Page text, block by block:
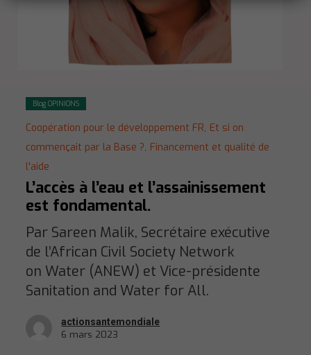
Blog OPINIONS
Coopération pour le développement FR, Et si on
commençait par la Base ?, Financement et qualité de
l'aide
L’accès à l’eau et l’assainissement
est fondamental.
Par Sareen Malik, Secrétaire exécutive
de l’African Civil Society Network
on Water (ANEW) et Vice-présidente
Sanitation and Water for All.
actionsantemondiale
6 mars 2023